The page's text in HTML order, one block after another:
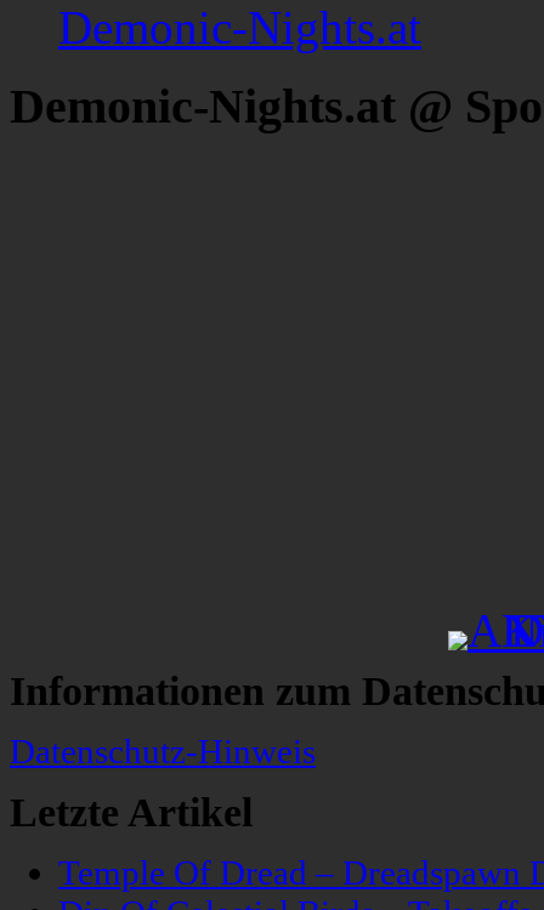
Demonic-Nights.at
Demonic-Nights.at @
Informationen zum
Datenschutz-Hinweis
Letzte Artikel
Temple Of Dread – Dreadspawn